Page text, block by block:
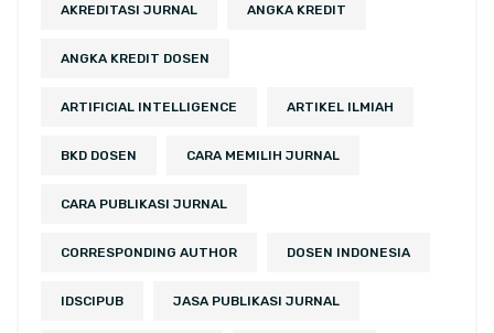
AKREDITASI JURNAL ANGKA KREDIT
ANGKA KREDIT DOSEN
ARTIFICIAL INTELLIGENCE ARTIKEL ILMIAH
BKD DOSEN CARA MEMILIH JURNAL
CARA PUBLIKASI JURNAL
CORRESPONDING AUTHOR DOSEN INDONESIA
IDSCIPUB JASA PUBLIKASI JURNAL